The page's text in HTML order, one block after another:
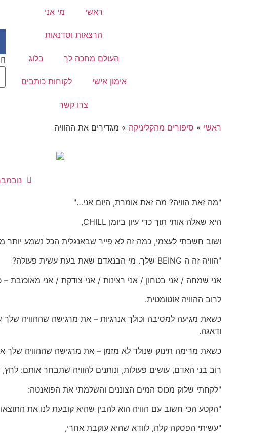
ראשי מי אני
הרצאות וסדנאות
העולם מחכה לך בלוג
אימון אישי לקוחות כותבים
צרו קשר
ראשי » סיפורים מהקליניקה » מגדירים את ההוויה
נובמבר 23,
"מה זאת הוויה? מה זאת אומרת, היום אני…"
היא שאלה אותי תוך כדי עיון ביומן CHILL,
ושוב חשבתי לעצמי, כמה זה לא פייר שבאנגלית הכל נשמע יותר
"הוויה זה ה BEING שלך. מי הבנאדם שאת בעת עשית פעולה?
אני שמחה / אני בטחון / אני רצינות / אני צודקת / אני מאוכזבת
לרוב ההוויה אוטומטית.
כשאת מגיעה למסיבה וכולך אנרגיות – את מרגישה שההוויה
ודאגה.
כשאת מרימה תינוק שנולד לא מזמן – את מרגישה שההוויה שלך
רוב בני האדם, עושים פעולות, ונותנים להוויה שתבחר אותם:
"לקחתי שלוק מכוס המים הצוננים והשלמתי את הפואנטה:
"הקטע הכי חשוב עם הוויה הוא להבין שהיא קובעת לנו את
"עשיתי הפסקה קלה, לוודא שהיא עוקבת אחרי,